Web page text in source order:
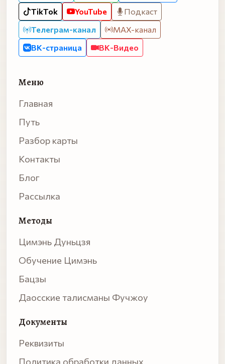
TikTok
YouTube
Подкаст
Телеграм-канал
MAX-канал
ВК-страница
ВК-Видео
Меню
Главная
Путь
Разбор карты
Контакты
Блог
Рассылка
Методы
Цимэнь Дуньцзя
Обучение Цимэнь
Бацзы
Даосские талисманы Фучжоу
Документы
Реквизиты
Политика обработки данных